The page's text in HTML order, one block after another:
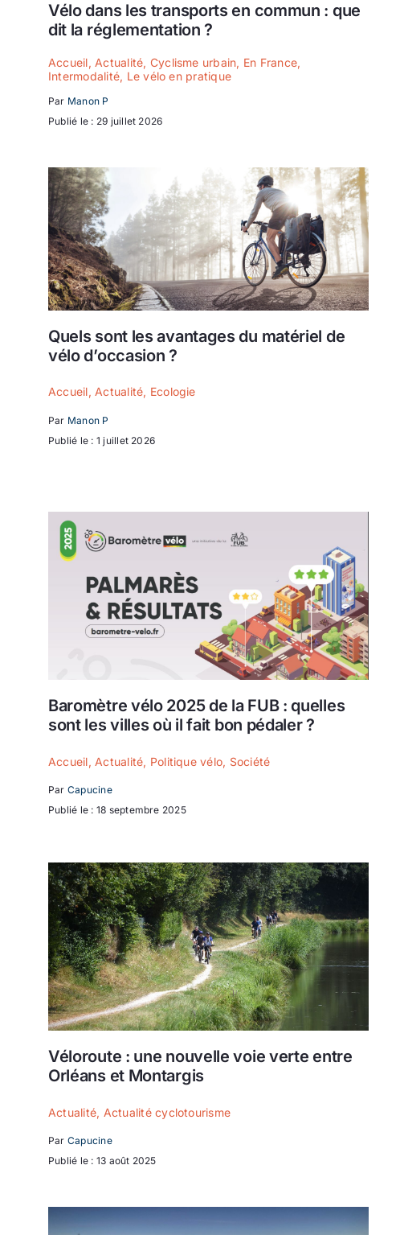
Vélo dans les transports en commun : que
dit la réglementation ?
Accueil, Actualité, Cyclisme urbain, En France,
Intermodalité, Le vélo en pratique
Par Manon P
Publié le : 29 juillet 2026
Quels sont les avantages du matériel de
vélo d’occasion ?
Accueil, Actualité, Ecologie
Par Manon P
Publié le : 1 juillet 2026
Baromètre vélo 2025 de la FUB : quelles
sont les villes où il fait bon pédaler ?
Accueil, Actualité, Politique vélo, Société
Par Capucine
Publié le : 18 septembre 2025
Véloroute : une nouvelle voie verte entre
Orléans et Montargis
Actualité, Actualité cyclotourisme
Par Capucine
Publié le : 13 août 2025